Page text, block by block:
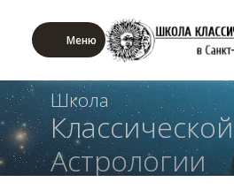
Меню
Школа
Классической
Астрологии